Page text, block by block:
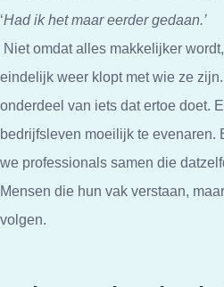
‘Had ik het maar eerder gedaan.’
Niet omdat alles makkelijker
eindelijk weer klopt met wie ze
onderdeel van iets dat ertoe doet.
bedrijfsleven moeilijk te evenaren.
we professionals samen die
Mensen die hun vak verstaan,
volgen.